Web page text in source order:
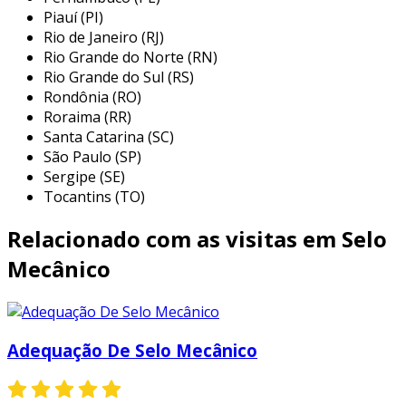
esses produtos são fundamentais para
garantir a eficiência e a segurança de
operações industriais, evitando perdas de
materiais e contaminações.
essas gaxetas são fabricadas a partir de
materiais que oferecem resistência a altas
pressões e temperaturas, além de serem
compatíveis com uma variedade de fluidos. sua
aplicação é ampla, abrangendo desde sistemas
onde a vedação adequada é crucial para o
funcionamento eficiente e seguro das
as gaxetas de vedação para máquinas não
apenas ajudam a manter a integridade dos
sistemas, mas também contribuem para a
longevidade dos equipamentos, reduzindo a
Piauí (PI)
Rio de Janeiro (RJ)
Rio Grande do Norte (RN)
Rio Grande do Sul (RS)
Rondônia (RO)
Roraima (RR)
Santa Catarina (SC)
São Paulo (SP)
Sergipe (SE)
Tocantins (TO)
Relacionado com as visitas em Selo
Mecânico
Adequação De Selo Mecânico